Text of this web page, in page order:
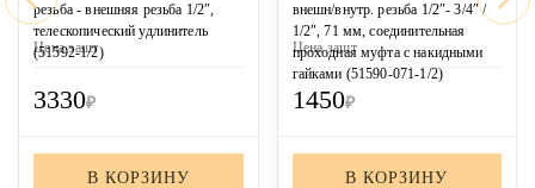
резьба - внешняя резьба 1/2″,
телескопический удлинитель
(51592-1/2)
Цена зашт
3330₽
В КОРЗИНУ
внешн/внутр. резьба 1/2″- 3/4″ /
1/2″, 71 мм, соединительная
проходная муфта с накидными
гайками (51590-071-1/2)
Цена зашт
1450₽
В КОРЗИНУ